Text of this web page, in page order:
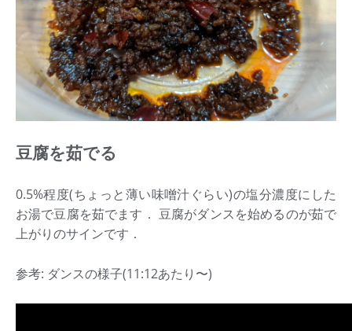
豆腐を茹でる
0.5%程度(ちょっと薄い味噌汁ぐらい)の塩分濃度にした
お湯で豆腐を茹でます． 豆腐がダンスを始めるのが茹で
上がりのサインです．
参考: ダンスの様子(11:12あたり〜)